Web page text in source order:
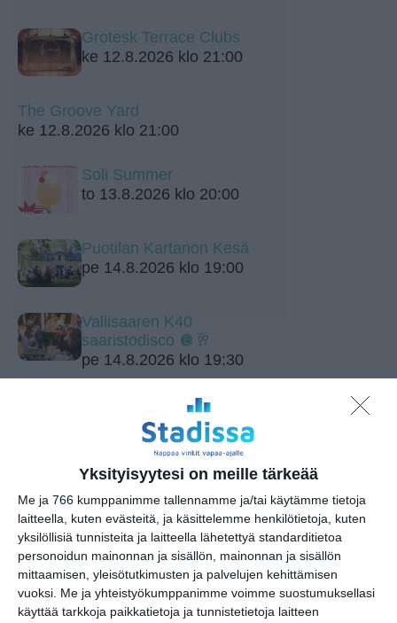
Yksityisyytesi on meille tärkeää
Me ja 766 kumppanimme tallennamme ja/tai käytämme tietoja
laitteella, kuten evästeitä, ja käsittelemme henkilötietoja, kuten
yksilöllisiä tunnisteita ja laitteella lähetettyä standarditietoa
personoidun mainonnan ja sisällön, mainonnan ja sisällön
mittaamisen, yleisötutkimusten ja palvelujen kehittämisen
vuoksi. Me ja yhteistyökumppanimme voimme suostumuksellasi
käyttää tarkkoja paikkatietoja ja tunnistetietoja laitteen
Grotesk Terrace Clubs
ke 12.8.2026 klo 21:00
The Groove Yard
ke 12.8.2026 klo 21:00
Soli Summer
to 13.8.2026 klo 20:00
Puotilan Kartanon Kesä
pe 14.8.2026 klo 19:00
Vallisaaren K40
saaristodisco 🪩🥂
pe 14.8.2026 klo 19:30
Biergarten Live: Afrojazz Quintet
feat. Meissa Niang.
la 15.8.2026 klo 19:00
Jamma Jamma Jamit
ti 18.8.2026 klo 18:00